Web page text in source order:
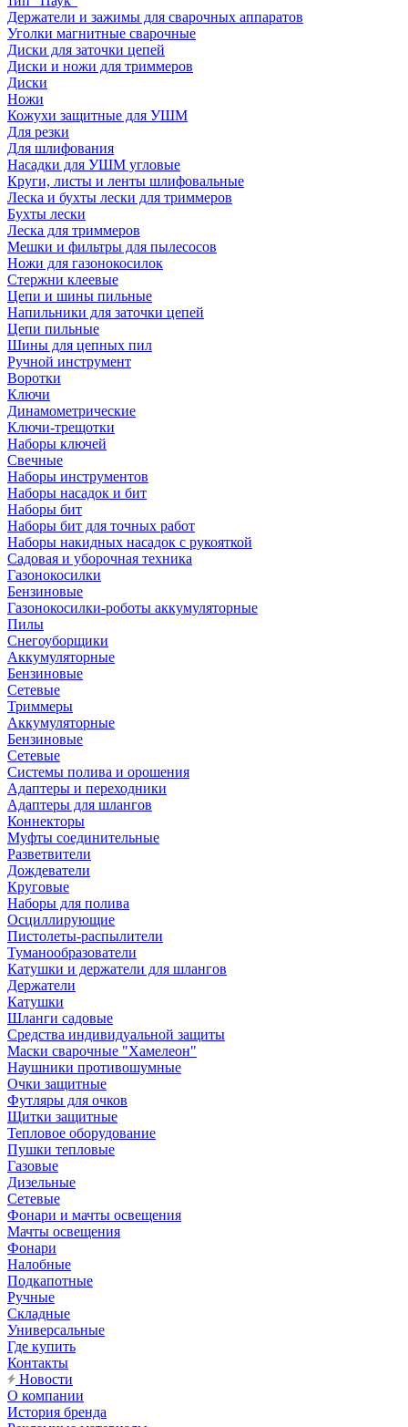
Держатели и зажимы для сварочных аппаратов
Уголки магнитные сварочные
Диски для заточки цепей
Диски и ножи для триммеров
Диски
Ножи
Кожухи защитные для УШМ
Для резки
Для шлифования
Насадки для УШМ угловые
Круги, листы и ленты шлифовальные
Леска и бухты лески для триммеров
Бухты лески
Леска для триммеров
Мешки и фильтры для пылесосов
Ножи для газонокосилок
Стержни клеевые
Цепи и шины пильные
Напильники для заточки цепей
Цепи пильные
Шины для цепных пил
Ручной инструмент
Воротки
Ключи
Динамометрические
Ключи-трещотки
Наборы ключей
Свечные
Наборы инструментов
Наборы насадок и бит
Наборы бит
Наборы бит для точных работ
Наборы накидных насадок с рукояткой
Садовая и уборочная техника
Газонокосилки
Бензиновые
Газонокосилки-роботы аккумуляторные
Пилы
Снегоуборщики
Аккумуляторные
Бензиновые
Сетевые
Триммеры
Аккумуляторные
Бензиновые
Сетевые
Системы полива и орошения
Адаптеры и переходники
Адаптеры для шлангов
Коннекторы
Муфты соединительные
Разветвители
Дождеватели
Круговые
Наборы для полива
Осциллирующие
Пистолеты-распылители
Туманообразователи
Катушки и держатели для шлангов
Держатели
Катушки
Шланги садовые
Средства индивидуальной защиты
Маски сварочные "Хамелеон"
Наушники противошумные
Очки защитные
Футляры для очков
Щитки защитные
Тепловое оборудование
Пушки тепловые
Газовые
Дизельные
Сетевые
Фонари и мачты освещения
Мачты освещения
Фонари
Налобные
Подкапотные
Ручные
Складные
Универсальные
Где купить
Контакты
Новости
О компании
История бренда